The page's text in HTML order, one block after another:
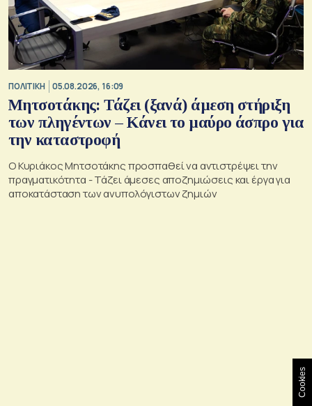
ΠΟΛΙΤΙΚΗ 05.08.2026, 16:09
Μητσοτάκης: Τάζει (ξανά) άμεση στήριξη
των πληγέντων – Κάνει το μαύρο άσπρο για
την καταστροφή
Ο Κυριάκος Μητσοτάκης προσπαθεί να αντιστρέψει την
πραγματικότητα - Τάζει άμεσες αποζημιώσεις και έργα για
αποκατάσταση των ανυπολόγιστων ζημιών
Cookies